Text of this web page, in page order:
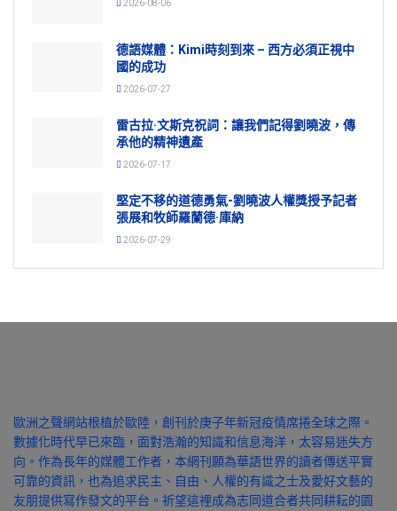
2026-08-06
德語媒體：Kimi時刻到來 – 西方必須正視中
國的成功
2026-07-27
雷古拉·文斯克祝詞：讓我們記得劉曉波，傳
承他的精神遺產
2026-07-17
堅定不移的道德勇氣-劉曉波人權獎授予記者
張展和牧師羅蘭德·庫納
2026-07-29
歐洲之聲網站根植於歐陸，創刊於庚子年新冠疫情席捲全球之際。
數據化時代早已來臨，面對浩瀚的知識和信息海洋，太容易迷失方
向。作為長年的媒體工作者，本網刊願為華語世界的讀者傳送平實
可靠的資訊，也為追求民主、自由、人權的有識之士及愛好文藝的
友朋提供寫作發文的平台。祈望這裡成為志同道合者共同耕耘的園